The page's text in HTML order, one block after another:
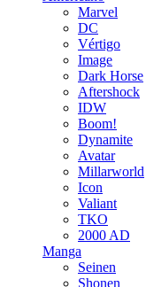
Marvel
DC
Vértigo
Image
Dark Horse
Aftershock
IDW
Boom!
Dynamite
Avatar
Millarworld
Icon
Valiant
TKO
2000 AD
Manga
Seinen
Shonen